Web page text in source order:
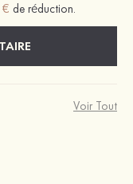
de réduction.
Voir Tout